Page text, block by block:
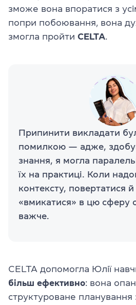
зможе вона впоратися з
попри побоювання, вона
змогла пройти CELTA.
Припинити викладати
помилкою — адже,
знання, я могла
їх на практиці. Коли
контексту, повертатися
«вмикатися» в цю сферу
важче.
CELTA допомогла Юлії
більш ефективно: вона
структуроване планування